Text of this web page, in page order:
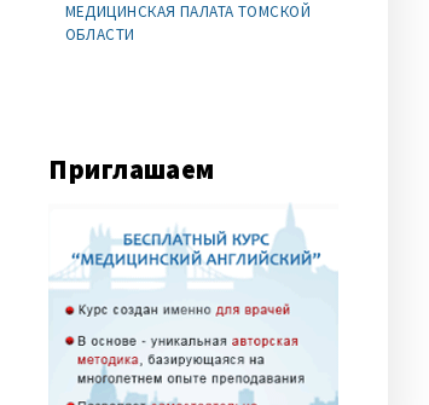
МЕДИЦИНСКАЯ ПАЛАТА ТОМСКОЙ
ОБЛАСТИ
Приглашаем